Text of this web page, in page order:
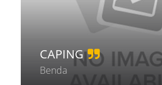
CAPING
Benda